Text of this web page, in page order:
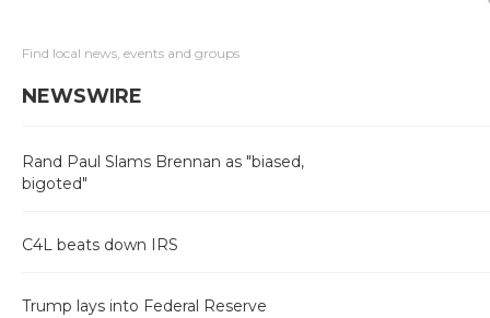
Find local news, events and groups
NEWSWIRE
Rand Paul Slams Brennan as "biased,
bigoted"
C4L beats down IRS
Trump lays into Federal Reserve